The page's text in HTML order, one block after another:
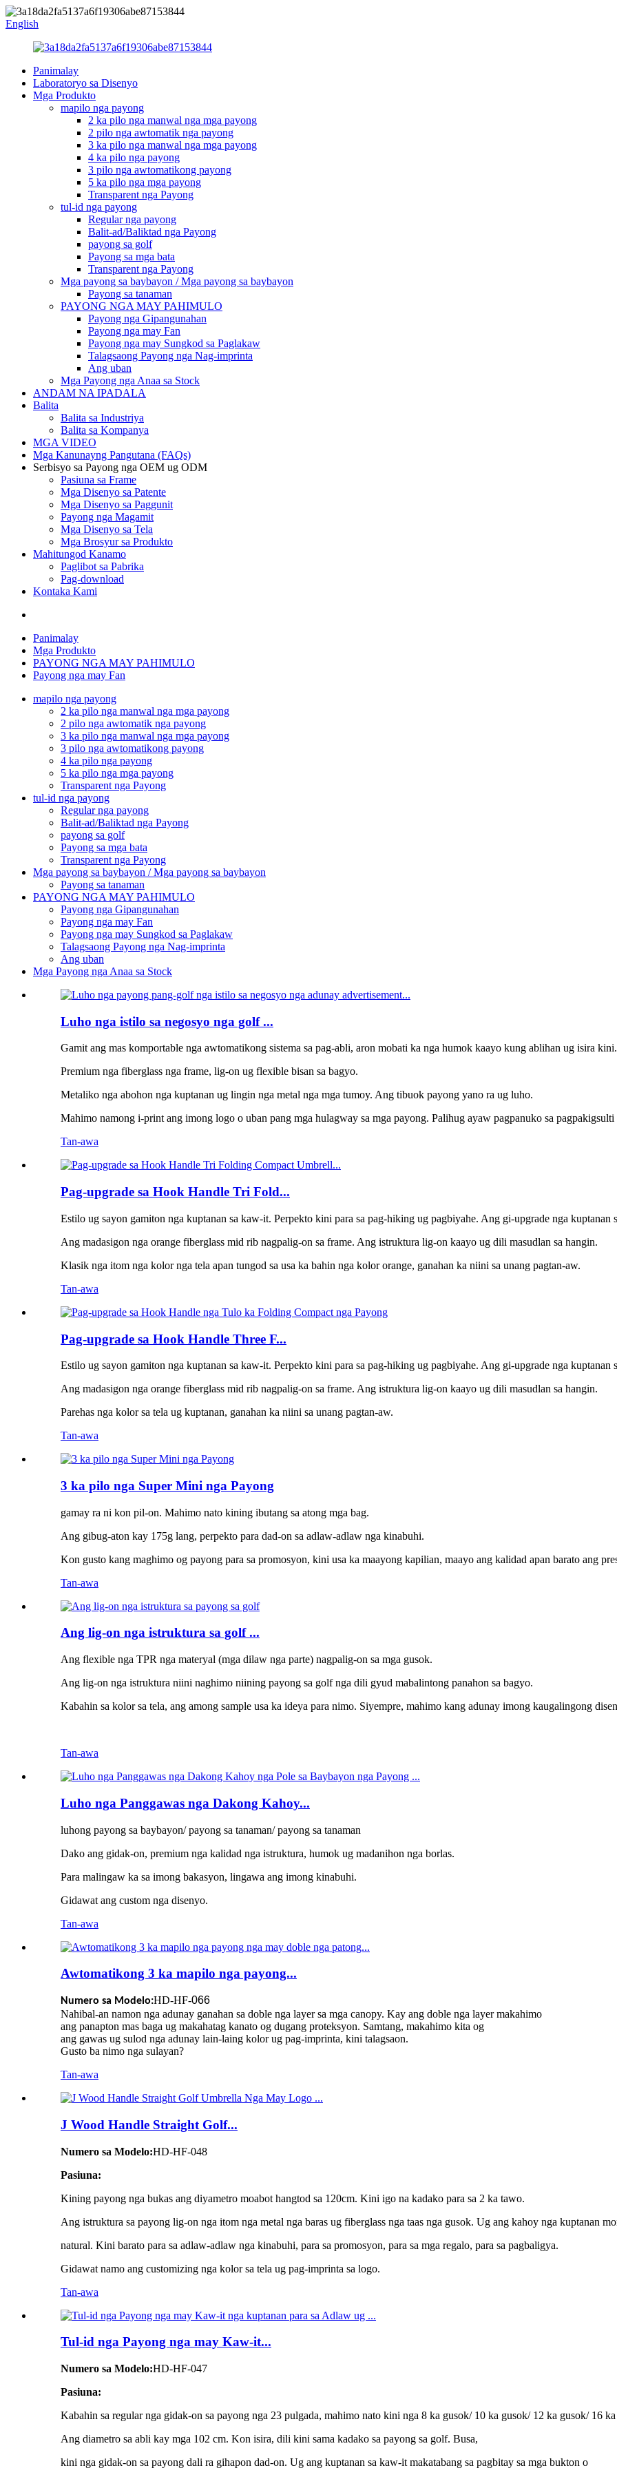
English
Panimalay
Laboratoryo sa Disenyo
Mga Produkto
mapilo nga payong
2 ka pilo nga manwal nga mga payong
2 pilo nga awtomatik nga payong
3 ka pilo nga manwal nga mga payong
4 ka pilo nga payong
3 pilo nga awtomatikong payong
5 ka pilo nga mga payong
Transparent nga Payong
tul-id nga payong
Regular nga payong
Balit-ad/Baliktad nga Payong
payong sa golf
Payong sa mga bata
Transparent nga Payong
Mga payong sa baybayon / Mga payong sa baybayon
Payong sa tanaman
PAYONG NGA MAY PAHIMULO
Payong nga Gipangunahan
Payong nga may Fan
Payong nga may Sungkod sa Paglakaw
Talagsaong Payong nga Nag-imprinta
Ang uban
Mga Payong nga Anaa sa Stock
ANDAM NA IPADALA
Balita
Balita sa Industriya
Balita sa Kompanya
MGA VIDEO
Mga Kanunayng Pangutana (FAQs)
Serbisyo sa Payong nga OEM ug ODM
Pasiuna sa Frame
Mga Disenyo sa Patente
Mga Disenyo sa Paggunit
Payong nga Magamit
Mga Disenyo sa Tela
Mga Brosyur sa Produkto
Mahitungod Kanamo
Paglibot sa Pabrika
Pag-download
Kontaka Kami
Panimalay
Mga Produkto
PAYONG NGA MAY PAHIMULO
Payong nga may Fan
mapilo nga payong
2 ka pilo nga manwal nga mga payong
2 pilo nga awtomatik nga payong
3 ka pilo nga manwal nga mga payong
3 pilo nga awtomatikong payong
4 ka pilo nga payong
5 ka pilo nga mga payong
Transparent nga Payong
tul-id nga payong
Regular nga payong
Balit-ad/Baliktad nga Payong
payong sa golf
Payong sa mga bata
Transparent nga Payong
Mga payong sa baybayon / Mga payong sa baybayon
Payong sa tanaman
PAYONG NGA MAY PAHIMULO
Payong nga Gipangunahan
Payong nga may Fan
Payong nga may Sungkod sa Paglakaw
Talagsaong Payong nga Nag-imprinta
Ang uban
Mga Payong nga Anaa sa Stock
Luho nga istilo sa negosyo nga golf ...
Gamit ang mas komportable nga awtomatikong sistema sa pag-abli, aron mobati ka nga humok kaayo kung ablihan ug isira kini.
Premium nga fiberglass nga frame, lig-on ug flexible bisan sa bagyo.
Metaliko nga abohon nga kuptanan ug lingin nga metal nga mga tumoy. Ang tibuok payong yano ra ug luho.
Mahimo namong i-print ang imong logo o uban pang mga hulagway sa mga payong. Palihug ayaw pagpanuko sa pagpakigsulti
Tan-awa
Pag-upgrade sa Hook Handle Tri Fold...
Estilo ug sayon ​​gamiton nga kuptanan sa kaw-it. Perpekto kini para sa pag-hiking ug pagbiyahe. Ang gi-upgrade nga kuptanan
Ang madasigon nga orange fiberglass mid rib nagpalig-on sa frame. Ang istruktura lig-on kaayo ug dili masudlan sa hangin.
Klasik nga itom nga kolor nga tela apan tungod sa usa ka bahin nga kolor orange, ganahan ka niini sa unang pagtan-aw.
Tan-awa
Pag-upgrade sa Hook Handle Three F...
Estilo ug sayon ​​gamiton nga kuptanan sa kaw-it. Perpekto kini para sa pag-hiking ug pagbiyahe. Ang gi-upgrade nga kuptanan
Ang madasigon nga orange fiberglass mid rib nagpalig-on sa frame. Ang istruktura lig-on kaayo ug dili masudlan sa hangin.
Parehas nga kolor sa tela ug kuptanan, ganahan ka niini sa unang pagtan-aw.
Tan-awa
3 ka pilo nga Super Mini nga Payong
gamay ra ni kon pil-on. Mahimo nato kining ibutang sa atong mga bag.
Ang gibug-aton kay 175g lang, perpekto para dad-on sa adlaw-adlaw nga kinabuhi.
Kon gusto kang maghimo og payong para sa promosyon, kini usa ka maayong kapilian, maayo ang kalidad apan barato ang
Tan-awa
Ang lig-on nga istruktura sa golf ...
Ang flexible nga TPR nga materyal (mga dilaw nga parte) nagpalig-on sa mga gusok.
Ang lig-on nga istruktura niini naghimo niining payong sa golf nga dili gyud mabalintong panahon sa bagyo.
Kabahin sa kolor sa tela, ang among sample usa ka ideya para nimo. Siyempre, mahimo kang adunay imong kaugalingong
Tan-awa
Luho nga Panggawas nga Dakong Kahoy...
luhong payong sa baybayon/ payong sa tanaman/ payong sa tanaman
Dako ang gidak-on, premium nga kalidad nga istruktura, humok ug madanihon nga borlas.
Para malingaw ka sa imong bakasyon, lingawa ang imong kinabuhi.
Gidawat ang custom nga disenyo.
Tan-awa
Awtomatikong 3 ka mapilo nga payong...
Numero sa Modelo:HD-HF-066
Nahibal-an namon nga adunay ganahan sa doble nga layer sa mga canopy. Kay ang doble nga layer makahimo
ang panapton mas baga ug makahatag kanato og dugang proteksyon. Samtang, makahimo kita og
ang gawas ug sulod nga adunay lain-laing kolor ug pag-imprinta, kini talagsaon.
Gusto ba nimo nga sulayan?
Tan-awa
J Wood Handle Straight Golf...
Numero sa Modelo:HD-HF-048
Pasiuna:
Kining payong nga bukas ang diyametro moabot hangtod sa 120cm. Kini igo na kadako para sa 2 ka tawo.
Ang istruktura sa payong lig-on nga itom nga metal nga baras ug fiberglass nga taas nga gusok. Ug ang kahoy nga kuptanan
natural. Kini barato para sa adlaw-adlaw nga kinabuhi, para sa promosyon, para sa mga regalo, para sa pagbaligya.
Gidawat namo ang customizing nga kolor sa tela ug pag-imprinta sa logo.
Tan-awa
Tul-id nga Payong nga may Kaw-it...
Numero sa Modelo:HD-HF-047
Pasiuna:
Kabahin sa regular nga gidak-on sa payong nga 23 pulgada, mahimo nato kini nga 8 ka gusok/ 10 ka gusok/ 12 ka gusok/ 16
Ang diametro sa abli kay mga 102 cm. Kon isira, dili kini sama kadako sa payong sa golf. Busa,
kini nga gidak-on sa payong dali ra gihapon dad-on. Ug ang kuptanan sa kaw-it makatabang sa pagbitay sa mga bukton o